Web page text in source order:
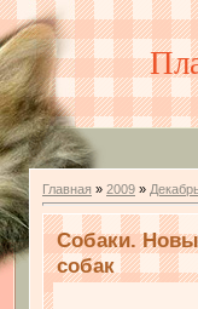
Главная » 2009 »
Собаки.
собак